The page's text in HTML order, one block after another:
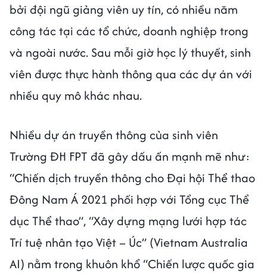
bởi đội ngũ giảng viên uy tín, có nhiều năm
công tác tại các tổ chức, doanh nghiệp trong
và ngoài nước. Sau mỗi giờ học lý thuyết, sinh
viên được thực hành thông qua các dự án với
nhiều quy mô khác nhau.
Nhiều dự án truyền thông của sinh viên
Trường ĐH FPT đã gây dấu ấn mạnh mẽ như:
“Chiến dịch truyền thông cho Đại hội Thể thao
Đông Nam Á 2021 phối hợp với Tổng cục Thể
dục Thể thao”, “Xây dựng mạng lưới hợp tác
Trí tuệ nhân tạo Việt – Úc” (Vietnam Australia
AI) nằm trong khuôn khổ “Chiến lược quốc gia